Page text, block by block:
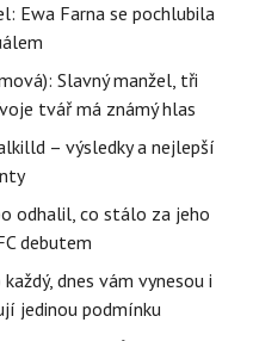
Ewa Farna se pochlubila
Slavný manžel, tři
tvář má známý hlas
– výsledky a nejlepší
odhalil, co stálo za jeho
debutem
dnes vám vynesou i
jedinou podmínku